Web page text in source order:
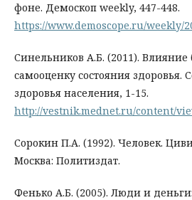
фоне. Демоскоп weekly, 447-448.
https://www.demoscope.ru/weekly/
Синельников А.Б. (2011). Влияние
самооценку состояния здоровья.
здоровья населения, 1-15.
http://vestnik.mednet.ru/content/
Сорокин П.А. (1992). Человек.
Москва: Политиздат.
Фенько А.Б. (2005). Люди и